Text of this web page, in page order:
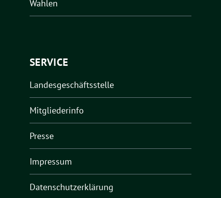
Wahlen
SERVICE
Landesgeschäftsstelle
Mitgliederinfo
Presse
Impressum
Datenschutzerklärung